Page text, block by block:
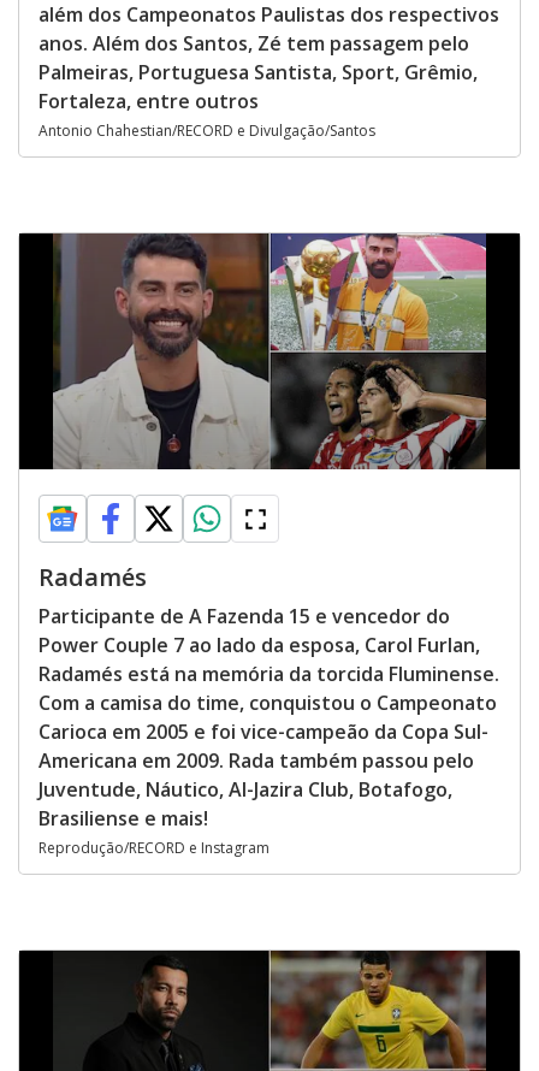
além dos Campeonatos Paulistas dos respectivos
anos. Além dos Santos, Zé tem passagem pelo
Palmeiras, Portuguesa Santista, Sport, Grêmio,
Fortaleza, entre outros
Antonio Chahestian/RECORD e Divulgação/Santos
Radamés
Participante de A Fazenda 15 e vencedor do
Power Couple 7 ao lado da esposa, Carol Furlan,
Radamés está na memória da torcida Fluminense.
Com a camisa do time, conquistou o Campeonato
Carioca em 2005 e foi vice-campeão da Copa Sul-
Americana em 2009. Rada também passou pelo
Juventude, Náutico, Al-Jazira Club, Botafogo,
Brasiliense e mais!
Reprodução/RECORD e Instagram